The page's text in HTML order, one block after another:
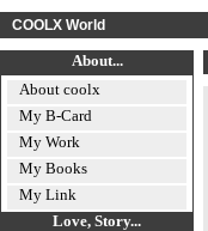
COOLX World
About...
About coolx
My B-Card
My Work
My Books
My Link
Love, Story...